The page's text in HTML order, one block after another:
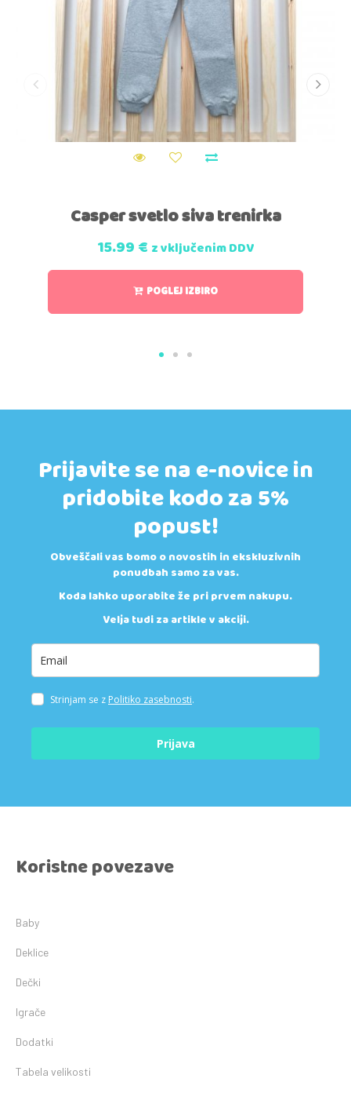
Casper svetlo siva trenirka
15.99€ z vključenim DDV
POGLEJ IZBIRO
Prijavite se na e-novice in
pridobite kodo za 5%
popust!
Obveščali vas bomo o novostih in ekskluzivnih
ponudbah samo za vas.
Koda lahko uporabite že pri prvem nakupu.
Velja tudi za artikle v akciji.
Strinjam se z Politiko zasebnosti.
Prijava
Koristne povezave
Baby
Deklice
Dečki
Igrače
Dodatki
Tabela velikosti